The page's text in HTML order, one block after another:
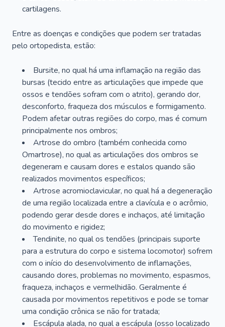
cartilagens.
Entre as doenças e condições que podem ser tratadas
pelo ortopedista, estão:
Bursite, no qual há uma inflamação na região das
bursas (tecido entre as articulações que impede que
ossos e tendões sofram com o atrito), gerando dor,
desconforto, fraqueza dos músculos e formigamento.
Podem afetar outras regiões do corpo, mas é comum
principalmente nos ombros;
Artrose do ombro (também conhecida como
Omartrose), no qual as articulações dos ombros se
degeneram e causam dores e estalos quando são
realizados movimentos específicos;
Artrose acromioclavicular, no qual há a degeneração
de uma região localizada entre a clavícula e o acrômio,
podendo gerar desde dores e inchaços, até limitação
do movimento e rigidez;
Tendinite, no qual os tendões (principais suporte
para a estrutura do corpo e sistema locomotor) sofrem
com o início do desenvolvimento de inflamações,
causando dores, problemas no movimento, espasmos,
fraqueza, inchaços e vermelhidão. Geralmente é
causada por movimentos repetitivos e pode se tornar
uma condição crônica se não for tratada;
Escápula alada, no qual a escápula (osso localizado